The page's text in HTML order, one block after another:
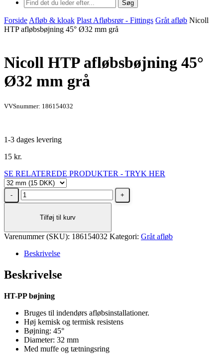
Søg
Forside Afløb & kloak Plast Afløbsrør - Fittings Gråt afløb Nicoll
HTP afløbsbøjning 45° Ø32 mm grå
Nicoll HTP afløbsbøjning 45°
Ø32 mm grå
VVSnummer: 186154032
1-3 dages levering
15 kr.
SE RELATEREDE PRODUKTER - TRYK HER
Nicoll
HTP
mm
antal
Tilføj til kurv
Varenummer (SKU): 186154032 Kategori: Gråt afløb
Beskrivelse
Beskrivelse
HT-PP bøjning
Bruges til indendørs afløbsinstallationer.
Høj kemisk og termisk resistens
Bøjning: 45°
Diameter: 32 mm
Med muffe og tætningsring